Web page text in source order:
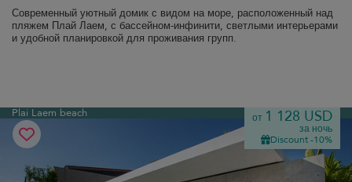
Современный уютный домик с видом на море, расположенный над
пляжем Плай Лаем, с бассейном-инфинити, светлыми интерьерами
и удобной планировкой для проживания групп.
Plai Laem beach от 1 128 USD
за ночь
Discount -10%